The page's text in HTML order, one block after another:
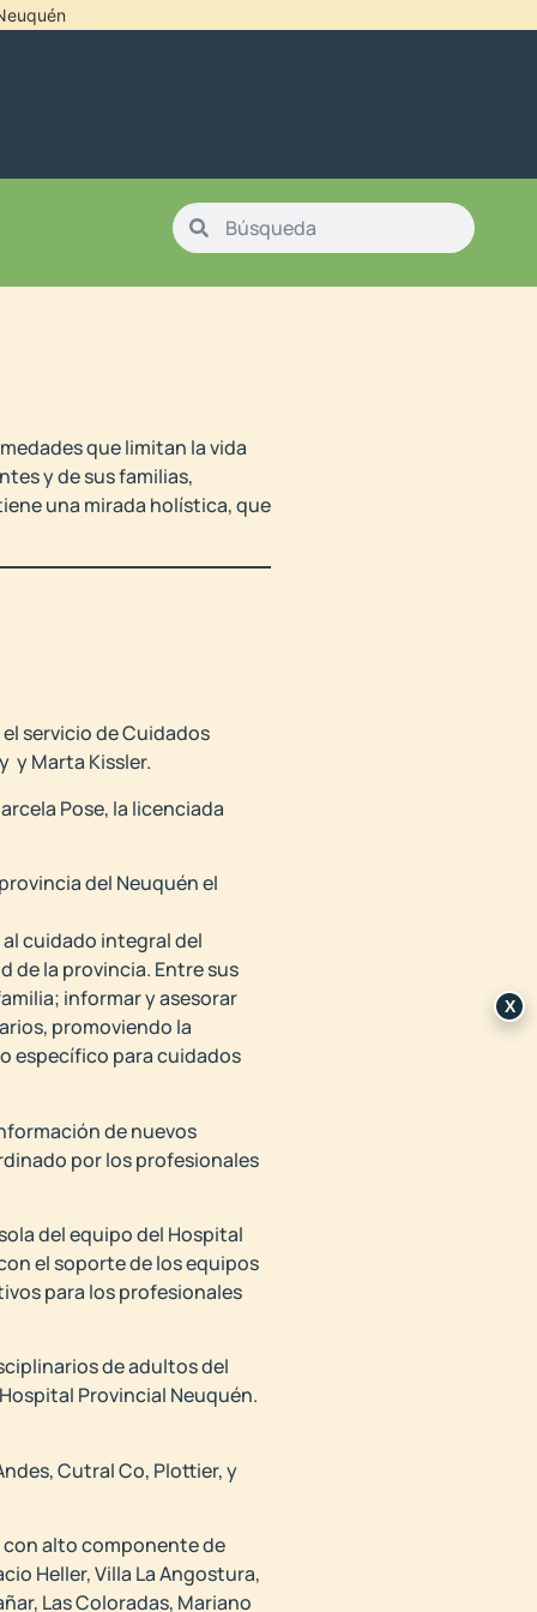
que limitan la vida
y de sus familias,
una mirada holística, que
servicio de Cuidados
y Marta Kissler.
Pose, la licenciada
del Neuquén el
cuidado integral del
de la provincia. Entre sus
informar y asesorar
promoviendo la
específico para cuidados
de nuevos
por los profesionales
del equipo del Hospital
el soporte de los equipos
para los profesionales
de adultos del
Provincial Neuquén.
Cutral Co, Plottier, y
alto componente de
Heller, Villa La Angostura,
Las Coloradas, Mariano
X